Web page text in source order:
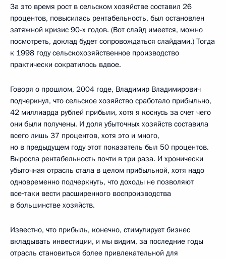
За это время рост в сельском хозяйстве составил 26
процентов, повысилась рентабельность, был остановлен
затяжной кризис 90-х годов. (Вот слайд имеется, можно
посмотреть, доклад будет сопровождаться слайдами.) Тогда
к 1998 году сельскохозяйственное производство
практически сократилось вдвое.
Говоря о прошлом, 2004 годе, Владимир Владимирович
подчеркнул, что сельское хозяйство сработало прибыльно,
42 миллиарда рублей прибыли, хотя я коснусь за счет чего
они были получены. И доля убыточных хозяйств составила
всего лишь 37 процентов, хотя это и много,
но в предыдущем году этот показатель был 50 процентов.
Выросла рентабельность почти в три раза. И хронически
убыточная отрасль стала в целом прибыльной, хотя надо
одновременно подчеркнуть, что доходы не позволяют
все‑таки вести расширенного воспроизводства
в большинстве хозяйств.
Известно, что прибыль, конечно, стимулирует бизнес
вкладывать инвестиции, и мы видим, за последние годы
отрасль становиться более привлекательной для